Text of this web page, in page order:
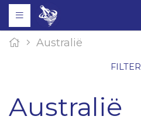
Australië
FILTER
Australië